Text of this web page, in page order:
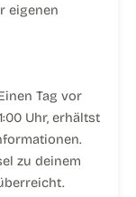
eigenen
Tag vor
Uhr, erhältst
zu deinem